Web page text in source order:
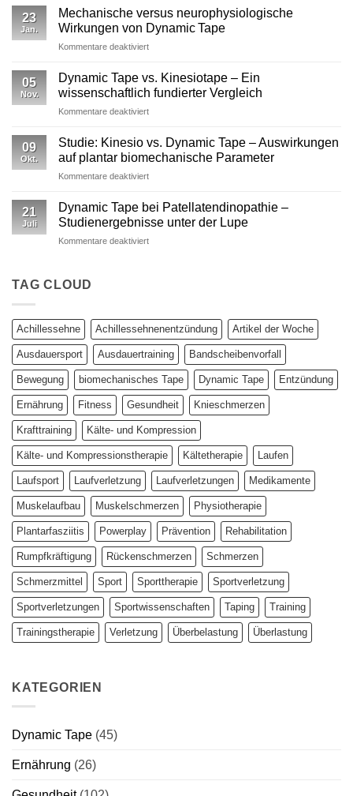
im
Profisport
–
reine
Stabilisation
ausreicht
23
Jan.
Mechanische versus neurophysiologische
Wirkungen von Dynamic Tape
Kommentare deaktiviertfür
versus
neurophysiologische
Wirkungen
von
05
Nov.
Dynamic Tape vs. Kinesiotape – Ein
wissenschaftlich fundierter Vergleich
Kommentare deaktiviertfür
Tape
Kinesiotape
–
wissenschaftlich
fundierter
09
Okt.
Studie: Kinesio vs. Dynamic Tape – Auswirkungen
auf plantar biomechanische Parameter
Kommentare deaktiviertfür
Kinesio
Dynamic
Tape
Parameter
21
Juli
Dynamic Tape bei Patellatendinopathie –
Studienergebnisse unter der Lupe
Kommentare deaktiviertfür
Studienergebnisse
unter
der
TAG CLOUD
Achillessehne Achillessehnenentzündung Artikel der Woche
Ausdauersport Ausdauertraining Bandscheibenvorfall
Bewegung biomechanisches Tape Dynamic Tape Entzündung
Ernährung Fitness Gesundheit Knieschmerzen
Krafttraining Kälte- und Kompression
Kälte- und Kompressionstherapie Kältetherapie Laufen
Laufsport Laufverletzung Laufverletzungen Medikamente
Muskelaufbau Muskelschmerzen Physiotherapie
Plantarfasziitis Powerplay Prävention Rehabilitation
Rumpfkräftigung Rückenschmerzen Schmerzen
Schmerzmittel Sport Sporttherapie Sportverletzung
Sportverletzungen Sportwissenschaften Taping Training
Trainingstherapie Verletzung Überbelastung Überlastung
KATEGORIEN
Dynamic Tape (45)
Ernährung (26)